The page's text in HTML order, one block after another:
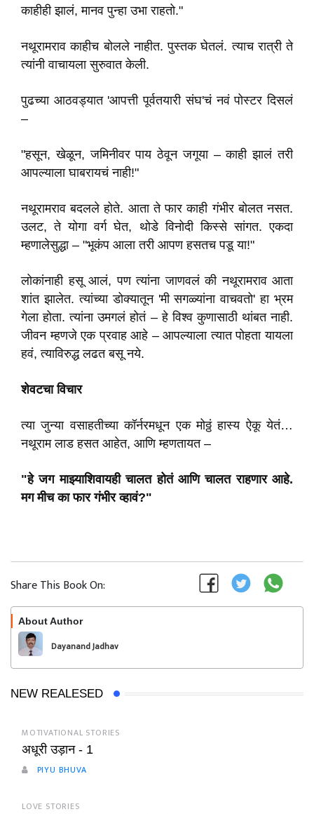
काहीही झालं, मानव पुन्हा उभा राहतो."
नथूरामराव काहीच बोलले नाहीत. पुस्तक घेतलं. त्याच रात्री ते
त्यांनी वाचायला सुरुवात केली.
पुढच्या आठवड्यात 'आपत्ती पूर्वतयारी संघ'चं नवं पोस्टर दिसलं
–
"हसून, खेळून, जमिनीवर पाय ठेवून जगूया – काही झालं तरी
आपल्याला घाबरायचं नाही!"
नथूरामराव बदलले होते. आता ते फार काही गंभीर बोलत नसत.
उलट, ते योगा वर्ग घेत, थोडे विनोदी किस्से सांगत. एकदा
म्हणालेसुद्धा – "भूकंप आला तरी आपण हसतच पडू या!"
लोकांनाही हसू आलं, पण त्यांना जाणवलं की नथूरामराव आता
शांत झालेत. त्यांच्या डोक्यातून 'मी सगळ्यांना वाचवतो' हा भ्रम
गेला होता. त्यांना उमगलं होतं – हे विश्व कुणासाठी थांबत नाही.
जीवन म्हणजे एक प्रवाह आहे – आपल्याला त्यात पोहता यायला
हवं, त्याविरुद्ध लढत बसू नये.
शेवटचा विचार
त्या जुन्या वसाहतीच्या कॉर्नरमधून एक मोठ्ठं हास्य ऐकू येतं…
नथूराम लाड हसत आहेत, आणि म्हणतायत –
"हे जग माझ्याशिवायही चालत होतं आणि चालत राहणार आहे.
मग मीच का फार गंभीर व्हावं?"
Share This Book On:
About Author
Dayanand Jadhav
NEW REALESED
MOTIVATIONAL STORIES
अधूरी उड़ान - 1
PIYU BHUVA
LOVE STORIES